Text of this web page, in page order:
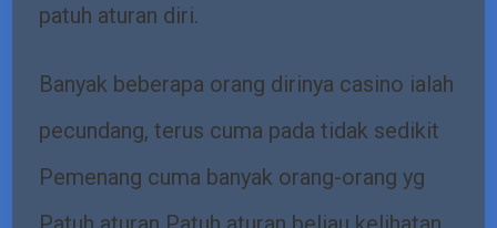
patuh aturan diri.
Banyak beberapa orang dirinya casino ialah
pecundang, terus cuma pada tidak sedikit
Pemenang cuma banyak orang-orang yg